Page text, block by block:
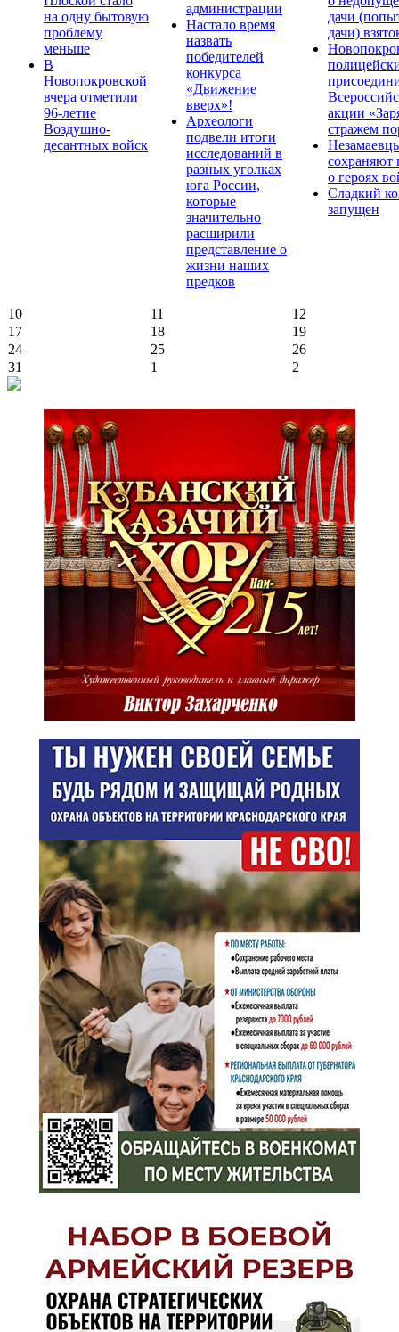
на одну бытовую
проблему
меньше
В
Новопокровской
вчера отметили
96-летие
Воздушно-
десантных войск
администрации
Настало время
назвать
победителей
конкурса
«Движение
вверх»!
Археологи
подвели итоги
исследований в
разных уголках
юга России,
которые
значительно
расширили
представление о
жизни наших
предков
дачи
дачи)
акции
стражем
сохраняют
о героях
Сладкий
запущен
10 11
12
17
18
19
24
25
26
31
1 2